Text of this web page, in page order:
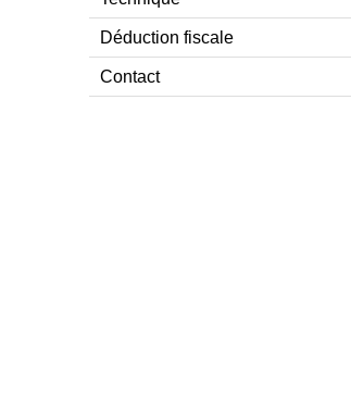
Déduction fiscale
Contact